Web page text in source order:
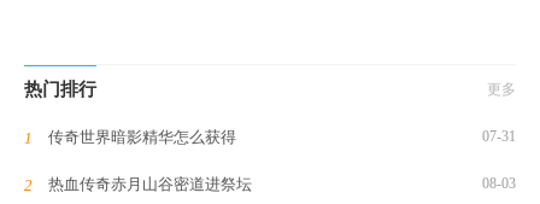
热门排行 更多
传奇世界暗影精华怎么获得 07-31
热血传奇赤月山谷密道进祭坛 08-03